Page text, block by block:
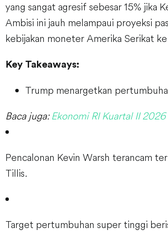
yang sangat agresif sebesar 15% jika
Ambisi ini jauh melampaui proyeksi
kebijakan moneter Amerika Serikat
Key Takeaways:
Trump menargetkan
Baca juga: Ekonomi RI Kuartal II
Pencalonan Kevin Warsh terancam
Tillis.
Target pertumbuhan super tinggi